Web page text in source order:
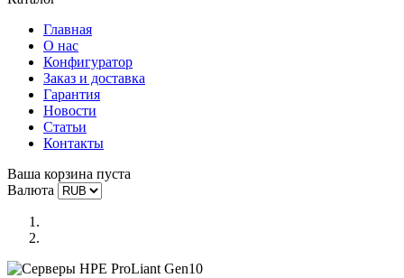
Главная
О нас
Конфигуратор
Заказ и доставка
Гарантия
Новости
Статьи
Контакты
Ваша корзина пуста
Валюта